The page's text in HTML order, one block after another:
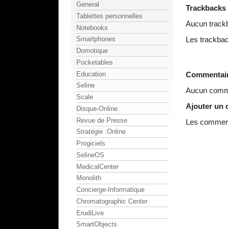
Trackbacks
Aucun
Les
Aucun
Ajouter un
Les
General
Tablettes personnelles
Notebooks
Smartphones
Domotique
Pocketables
Education
Seline
Scale
Disque-Online
Revue de Presse
Stratégie :Online
Progiciels
SelineOS
MedicalCenter
Monolith
Concierge-Informatique
Chromatographic Center
ErudiLive
SmartObjects